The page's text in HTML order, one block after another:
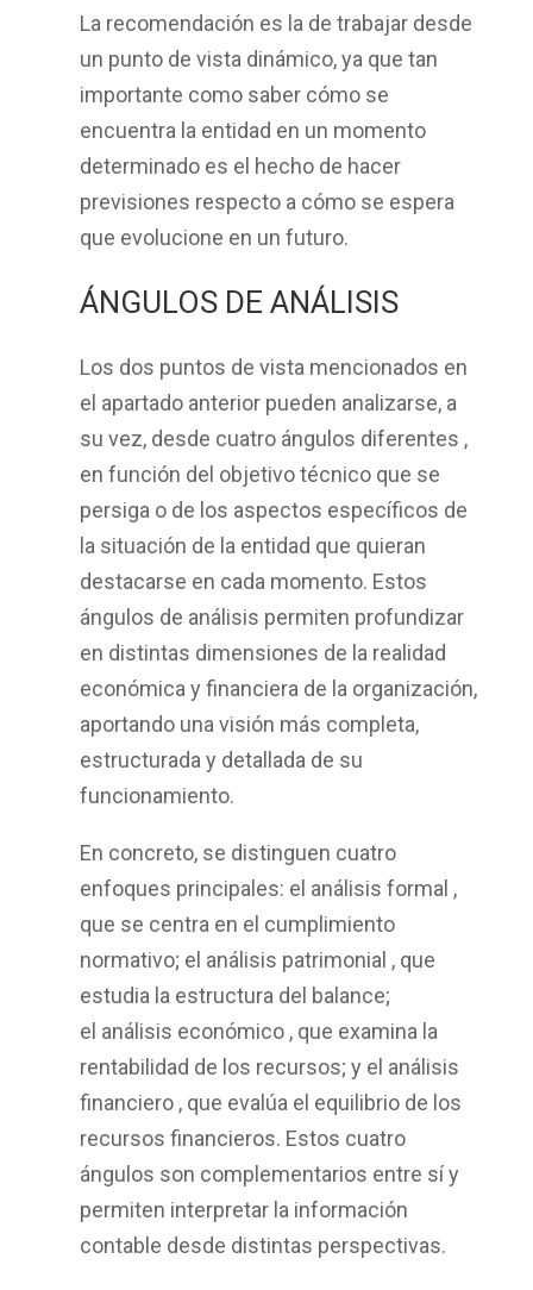
La recomendación es la de trabajar desde
un punto de vista dinámico, ya que tan
importante como saber cómo se
encuentra la entidad en un momento
determinado es el hecho de hacer
previsiones respecto a cómo se espera
que evolucione en un futuro.
ÁNGULOS DE ANÁLISIS
Los dos puntos de vista mencionados en
el apartado anterior pueden analizarse, a
su vez, desde cuatro ángulos diferentes ,
en función del objetivo técnico que se
persiga o de los aspectos específicos de
la situación de la entidad que quieran
destacarse en cada momento. Estos
ángulos de análisis permiten profundizar
en distintas dimensiones de la realidad
económica y financiera de la organización,
aportando una visión más completa,
estructurada y detallada de su
funcionamiento.
En concreto, se distinguen cuatro
enfoques principales: el análisis formal ,
que se centra en el cumplimiento
normativo; el análisis patrimonial , que
estudia la estructura del balance;
el análisis económico , que examina la
rentabilidad de los recursos; y el análisis
financiero , que evalúa el equilibrio de los
recursos financieros. Estos cuatro
ángulos son complementarios entre sí y
permiten interpretar la información
contable desde distintas perspectivas.